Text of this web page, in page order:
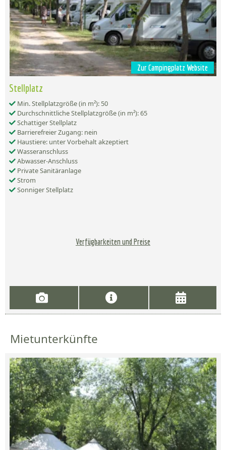
Zur Campingplatz Website
Stellplatz
Min. Stellplatzgröße (in m²): 50
Durchschnittliche Stellplatzgröße (in m²): 65
Schattiger Stellplatz
Barrierefreier Zugang: nein
Haustiere: unter Vorbehalt akzeptiert
Wasseranschluss
Abwasser-Anschluss
Private Sanitäranlage
Strom
Sonniger Stellplatz
Verfügbarkeiten und Preise
Mietunterkünfte